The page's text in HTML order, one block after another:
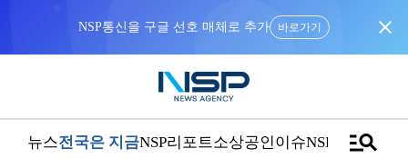
NSP통신을 구글 선호 매체로 추가 바로가기 close
뉴스전국은 지금NSP리포트소상공인이슈NSPTVmanage_search